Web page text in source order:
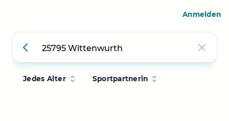
Jedes Alter Sportpartnerin
Anmelden